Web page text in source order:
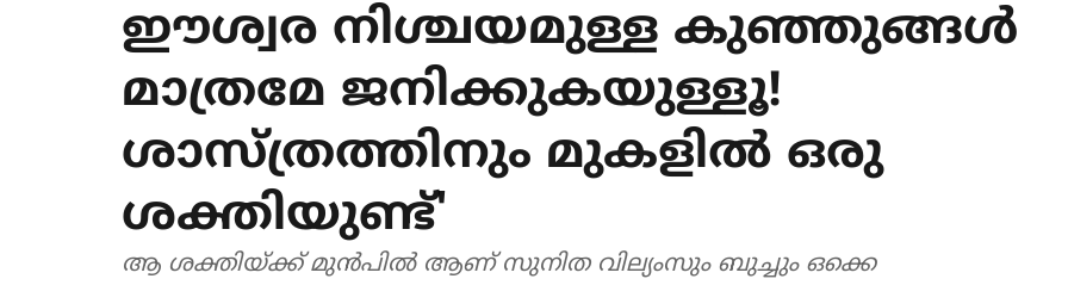
ഈശ്വര നിശ്ചയമുള്ള കുഞ്ഞുങ്ങൾ
മാത്രമേ ജനിക്കുകയുള്ളൂ!
ശാസ്ത്രത്തിനും മുകളില്‍ ഒരു
ശക്തിയുണ്ട്'
ആ ശക്തിയ്ക്ക് മുൻപിൽ ആണ് സുനിത വില്യംസും ബുച്ചും ഒക്കെ